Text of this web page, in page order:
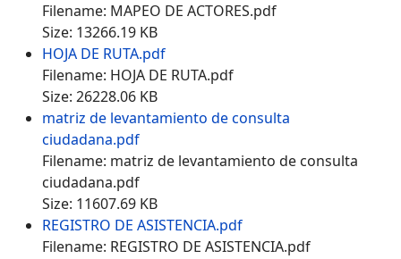
Filename: MAPEO DE ACTORES.pdf
Size: 13266.19 KB
HOJA DE RUTA.pdf
Filename: HOJA DE RUTA.pdf
Size: 26228.06 KB
matriz de levantamiento de consulta
ciudadana.pdf
Filename: matriz de levantamiento de consulta
ciudadana.pdf
Size: 11607.69 KB
REGISTRO DE ASISTENCIA.pdf
Filename: REGISTRO DE ASISTENCIA.pdf